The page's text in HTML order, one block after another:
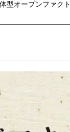
オープンファク
6日（土）開催！